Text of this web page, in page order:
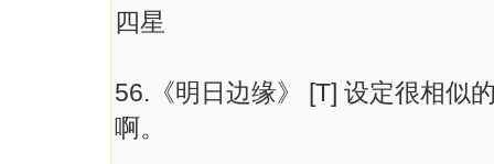
四星
56.《明日边缘》 [T] 设定很相似
啊。